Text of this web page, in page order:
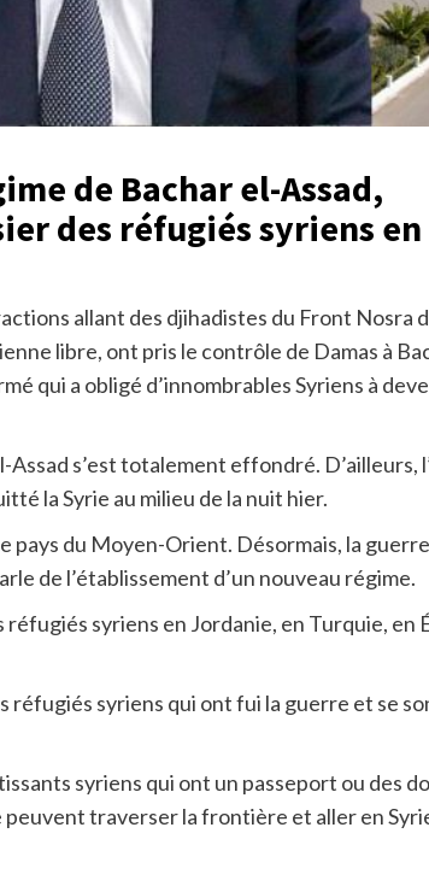
de Bachar el-Assad,
des réfugiés syriens en
allant des djihadistes du Front Nosra
libre, ont pris le contrôle de Damas à
qui a obligé d’innombrables Syriens à
s’est totalement effondré. D’ailleurs,
la Syrie au milieu de la nuit hier.
pays du Moyen-Orient. Désormais, la
de l’établissement d’un nouveau régime.
syriens en Jordanie, en Turquie, en
réfugiés syriens qui ont fui la guerre et se
syriens qui ont un passeport ou des
traverser la frontière et aller en